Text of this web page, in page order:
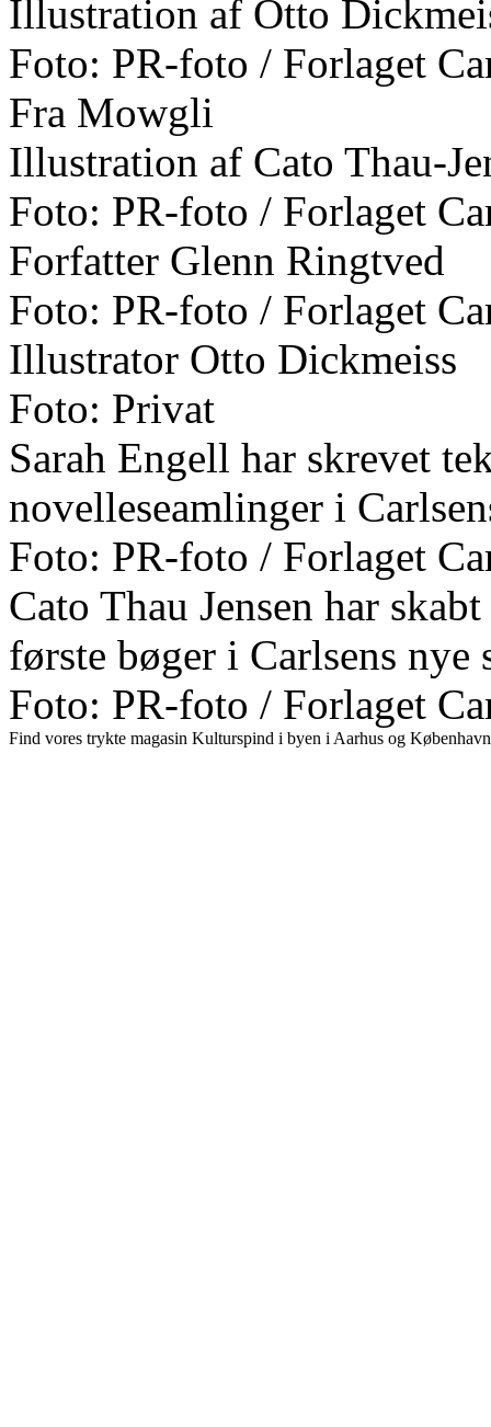
Illustration af Otto
Foto: PR-foto / Forlaget
Fra Mowgli
Illustration af Cato Thau-
Foto: PR-foto / Forlaget
Forfatter Glenn Ringtved
Foto: PR-foto / Forlaget
Illustrator Otto Dickmeiss
Foto: Privat
Sarah Engell har skrevet
novelleseamlinger i
Foto: PR-foto / Forlaget
Cato Thau Jensen har
første bøger i Carlsens nye
Foto: PR-foto / Forlaget
Find vores trykte magasin Kulturspind i byen i Aarhus og København